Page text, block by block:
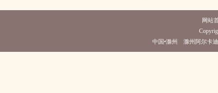
网站
中国•滁州 滁州阿尔卡迪